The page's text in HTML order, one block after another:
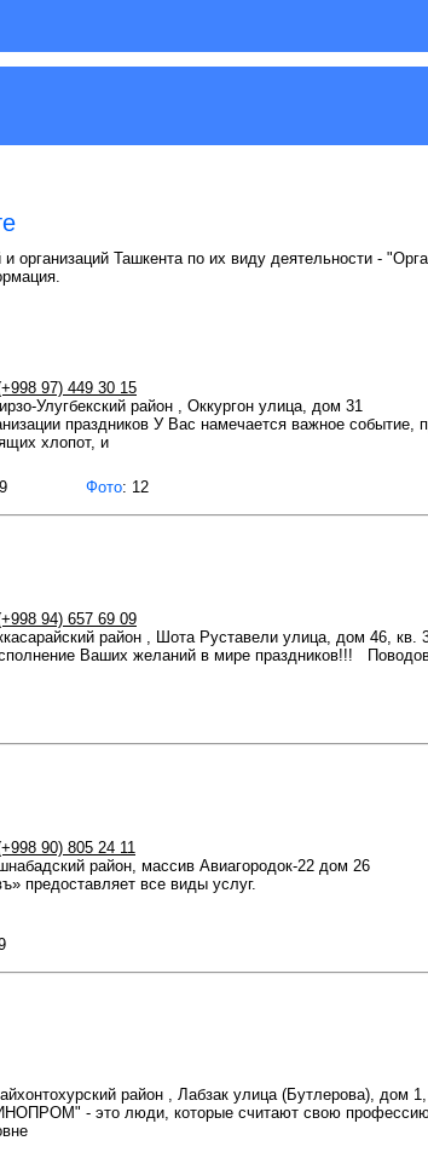
организаций Ташкента по их виду деятельности -
97) 449 30 15
Улугбекский район , Оккургон улица, дом 31
праздников У Вас намечается важное событие,
хлопот, и
Фото: 12
94) 657 69 09
район , Шота Руставели улица, дом 46, кв.
Ваших желаний в мире праздников!!! Поводов
90) 805 24 11
район, массив Авиагородок-22 дом 26
предоставляет все виды услуг.
район , Лабзак улица (Бутлерова), дом
- это люди, которые считают свою профессию